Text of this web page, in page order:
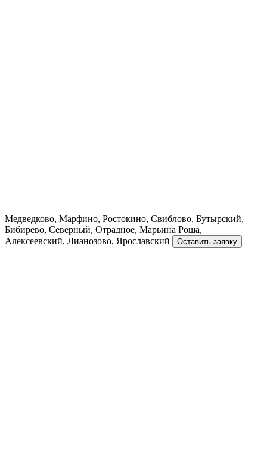
Медведково, Марфино, Ростокино, Свиблово, Бутырский,
Бибирево, Северный, Отрадное, Марьина Роща,
Алексеевский, Лианозово, Ярославский
Оставить заявку